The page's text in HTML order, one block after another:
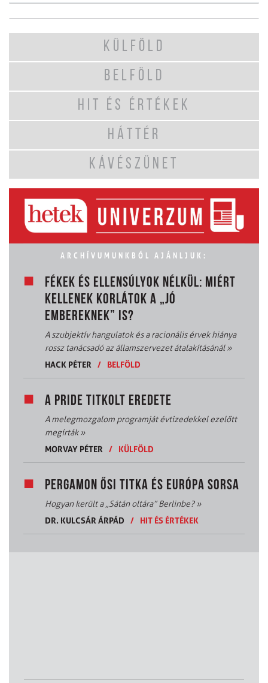
KÜLFÖLD
BELFÖLD
HIT ÉS ÉRTÉKEK
HÁTTÉR
KÁVÉSZÜNET
ARCHÍVUMUNKBÓL AJÁNLJUK:
FÉKEK ÉS ELLENSÚLYOK NÉLKÜL: MIÉRT
KELLENEK KORLÁTOK A „JÓ
EMBEREKNEK” IS?
A szubjektív hangulatok és a racionális érvek hiánya
rossz tanácsadó az államszervezet átalakításánál»
HACK PÉTER
/ BELFÖLD
A PRIDE TITKOLT EREDETE
A melegmozgalom programját évtizedekkel ezelőtt
megírták»
MORVAY PÉTER
/ KÜLFÖLD
PERGAMON ŐSI TITKA ÉS EURÓPA SORSA
Hogyan került a „Sátán oltára” Berlinbe?»
DR. KULCSÁR ÁRPÁD
/ HIT ÉS ÉRTÉKEK